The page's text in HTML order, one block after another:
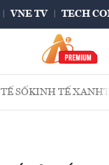
VNE TV TECH
SỐKINH TẾ XANH